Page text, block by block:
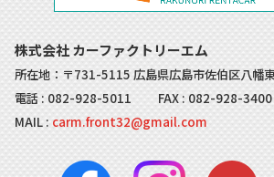
株式会社 カーファクトリーエム
所在地：〒731-5115 広島県広島市佐伯区八幡
電話 : 082-928-5011 FAX : 082-928-
MAIL : carm.front32@gmail.com